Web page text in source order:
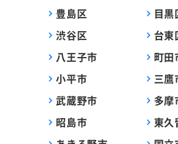
豊島区
目黒
渋谷区
台東
八王子市
町田
小平市
三鷹
武蔵野市
多摩
昭島市
東